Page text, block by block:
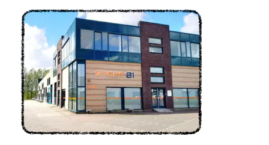
Yoga
Bolsters
Yoga
Accessoires
KinderYoga
Meditatiekussens
Yoga
Pakketten